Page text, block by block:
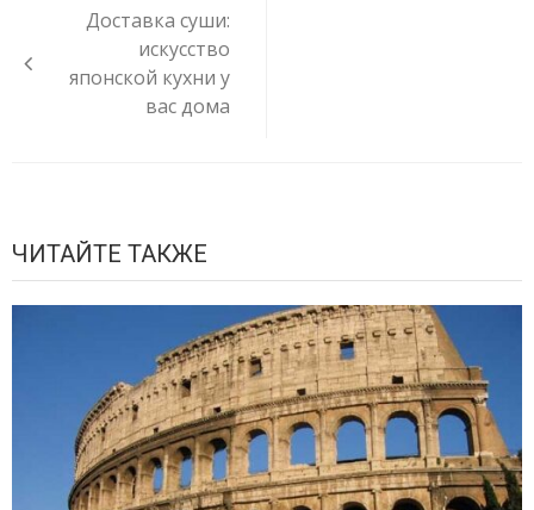
записям
Доставка суши:
искусство
японской кухни у
вас дома
ЧИТАЙТЕ ТАКЖЕ